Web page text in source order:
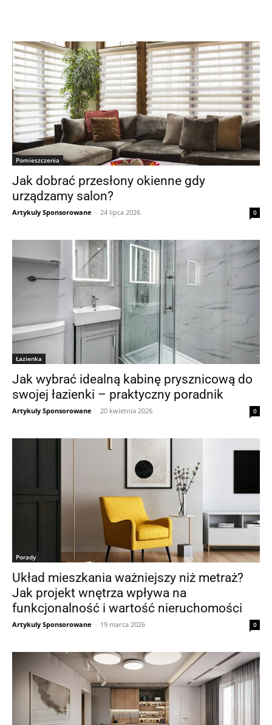
Pomieszczenia
Jak dobrać przesłony okienne gdy
urządzamy salon?
Artykuly Sponsorowane - 24 lipca 2026 0
Łazienka
Jak wybrać idealną kabinę prysznicową do
swojej łazienki – praktyczny poradnik
Artykuly Sponsorowane - 20 kwietnia 2026 0
Porady
Układ mieszkania ważniejszy niż metraż?
Jak projekt wnętrza wpływa na
funkcjonalność i wartość nieruchomości
Artykuly Sponsorowane - 19 marca 2026 0